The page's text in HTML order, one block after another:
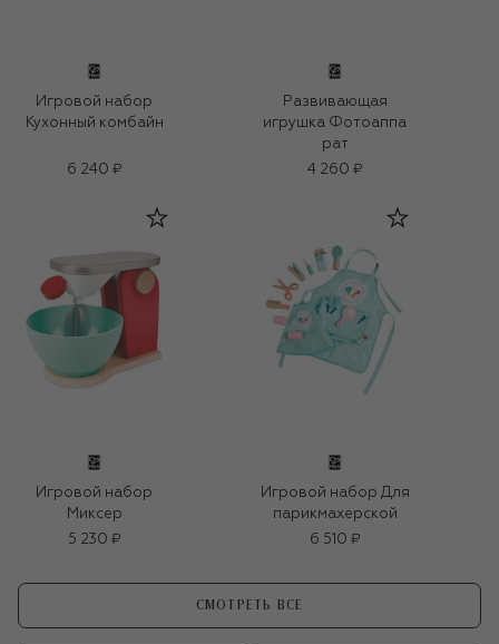
Игровой набор
Кухонный комбайн
6 240 ₽
Развивающая
игрушка Фотоаппа
рат
4 260 ₽
Игровой набор
Миксер
5 230 ₽
Игровой набор Для
парикмахерской
6 510 ₽
СМОТРЕТЬ ВСЕ